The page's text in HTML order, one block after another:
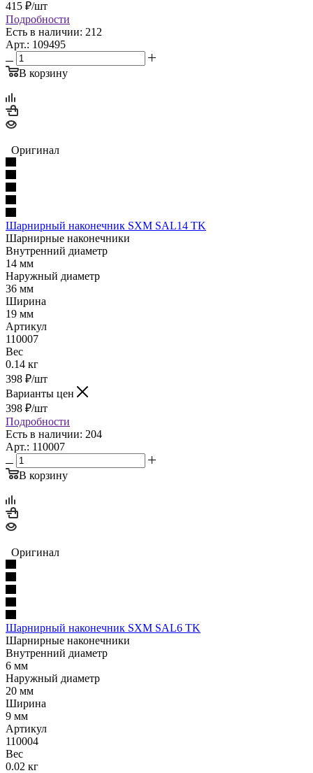
415 ₽/шт
Подробности
Есть в наличии: 212
Арт.: 109495
В корзину
Оригинал
Шарнирный наконечник SXM SAL14 TK
Шарнирные наконечники
Внутренний диаметр
14 мм
Наружный диаметр
36 мм
Ширина
19 мм
Артикул
110007
Вес
0.14 кг
398 ₽/шт
Варианты цен
398 ₽/шт
Подробности
Есть в наличии: 204
Арт.: 110007
В корзину
Оригинал
Шарнирный наконечник SXM SAL6 TK
Шарнирные наконечники
Внутренний диаметр
6 мм
Наружный диаметр
20 мм
Ширина
9 мм
Артикул
110004
Вес
0.02 кг